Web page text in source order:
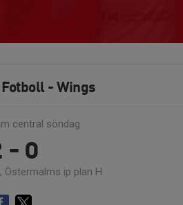
- Wings
central söndag
- 0
Östermalms ip plan H